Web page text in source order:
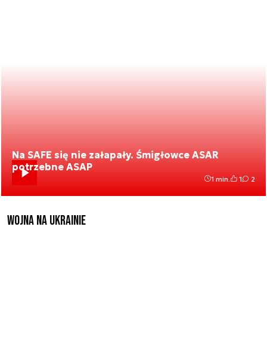
Na SAFE się nie załapały. Śmigłowce ASAR
potrzebne ASAP
1 min. 1 2
Wojna na Ukrainie